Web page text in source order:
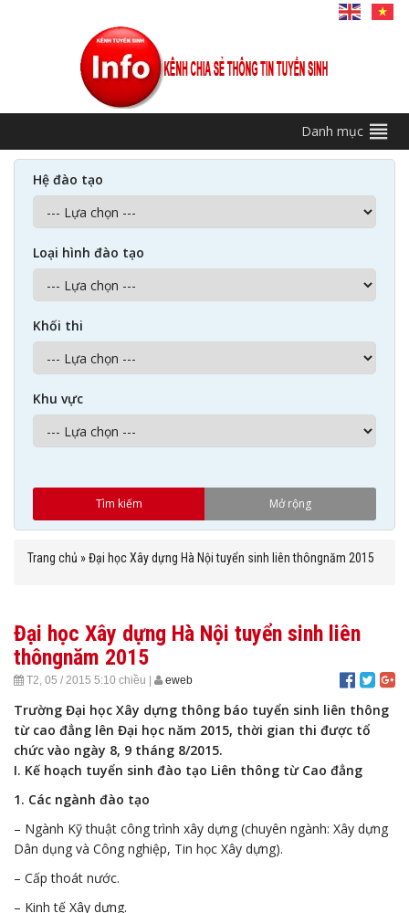
Danh mục
Hệ đào tạo
Loại hình đào tạo
Khối thi
Khu vực
Trang chủ »Đại học Xây dựng Hà Nội tuyển sinh liên thôngnăm 2015
Đại học Xây dựng Hà Nội tuyển sinh liên
thôngnăm 2015
T2, 05 / 2015 5:10 chiều eweb
Trường Đại học Xây dựng thông báo tuyển sinh liên thông
từ cao đẳng lên Đại học năm 2015, thời gian thi được tổ
chức vào ngày 8, 9 tháng 8/2015.
I. Kế hoạch tuyển sinh đào tạo Liên thông từ Cao đẳng
1. Các ngành đào tạo
– Ngành Kỹ thuật công trình xây dựng (chuyên ngành: Xây dựng
Dân dụng và Công nghiệp, Tin học Xây dựng).
– Cấp thoát nước.
– Kinh tế Xây dựng.